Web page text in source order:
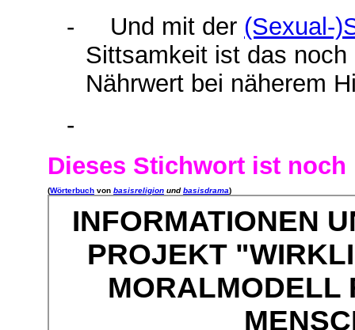
-
Und mit der (Sexual-
Sittsamkeit ist das
Nährwert bei näherem
-
Dieses Stichwort ist
(Wörterbuch von basisreligion undbasisdrama)